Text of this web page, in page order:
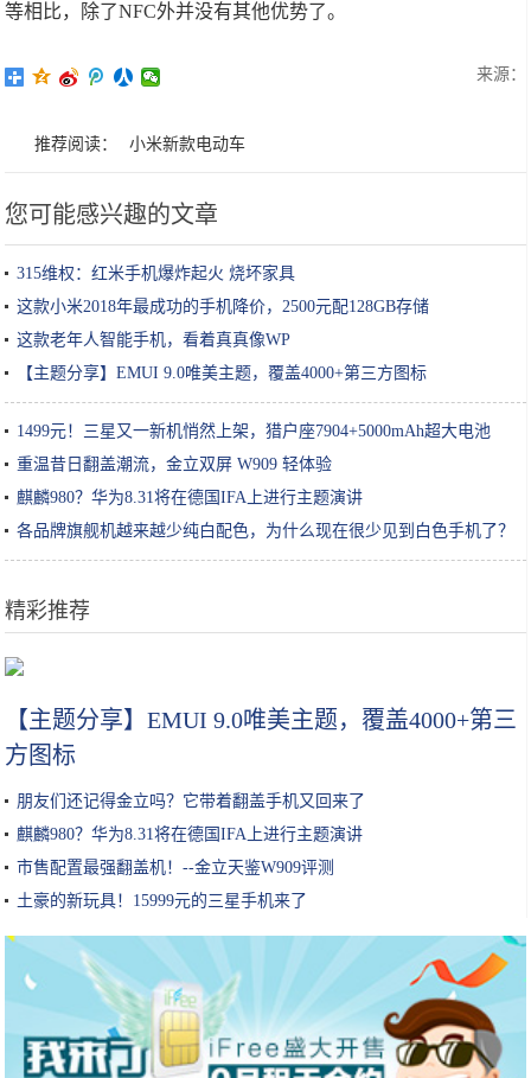
等相比，除了NFC外并没有其他优势了。
来源：
推荐阅读： 小米新款电动车
您可能感兴趣的文章
315维权：红米手机爆炸起火 烧坏家具
这款小米2018年最成功的手机降价，2500元配128GB存储
这款老年人智能手机，看着真真像WP
【主题分享】EMUI 9.0唯美主题，覆盖4000+第三方图标
1499元！三星又一新机悄然上架，猎户座7904+5000mAh超大电池
重温昔日翻盖潮流，金立双屏 W909 轻体验
麒麟980？华为8.31将在德国IFA上进行主题演讲
各品牌旗舰机越来越少纯白配色，为什么现在很少见到白色手机了？
精彩推荐
【主题分享】EMUI 9.0唯美主题，覆盖4000+第三
方图标
朋友们还记得金立吗？它带着翻盖手机又回来了
麒麟980？华为8.31将在德国IFA上进行主题演讲
市售配置最强翻盖机！--金立天鉴W909评测
土豪的新玩具！15999元的三星手机来了